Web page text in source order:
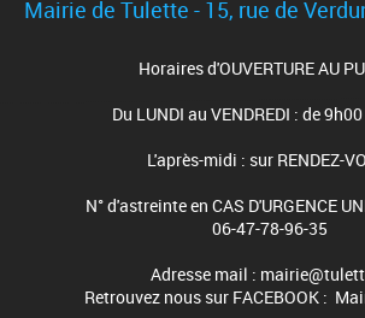
Mairie de Tulette - 15, rue de
Horaires d'OUVERTURE AU
Du LUNDI au VENDREDI : de
L'après-midi : sur RENDEZ-
N° d'astreinte en CAS D'URGENCE
06-47-78-96-35
Adresse mail :
Retrouvez nous sur FACEBOOK :